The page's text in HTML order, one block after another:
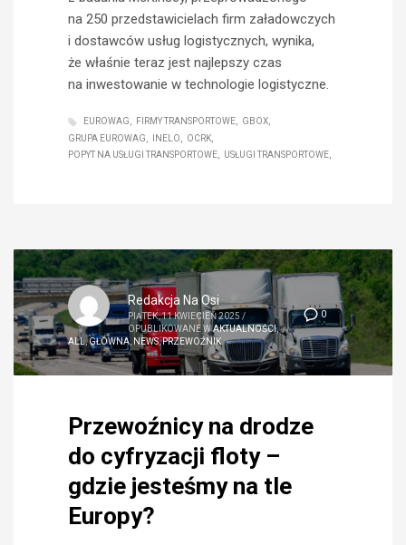
na 250 przedstawicielach firm załadowczych
i dostawców usług logistycznych, wynika,
że właśnie teraz jest najlepszy czas
na inwestowanie w technologie logistyczne.
EUROWAG FIRMY TRANSPORTOWE
GBOX
GRUPA EUROWAG
INELO
OCRK
POPYT NA USŁUGI TRANSPORTOWE
USŁUGI TRANSPORTOWE
0
Redakcja Na Osi
PIĄTEK, 11 KWIECIEŃ 2025 /
OPUBLIKOWANE WAKTUALNOŚCI,
ALL,GŁÓWNA, NEWS,PRZEWOŹNIK
Przewoźnicy na drodze
do cyfryzacji floty –
gdzie jesteśmy na tle
Europy?